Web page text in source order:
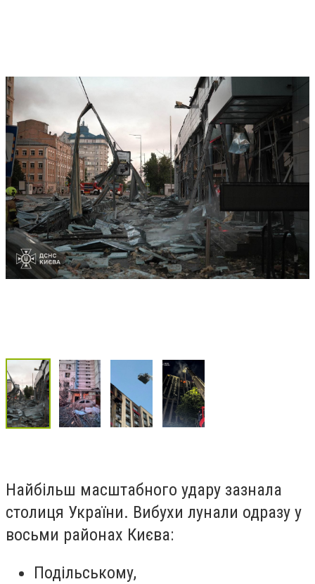
Найбільш масштабного удару зазнала
столиця України. Вибухи лунали одразу у
восьми районах Києва:
Подільському,